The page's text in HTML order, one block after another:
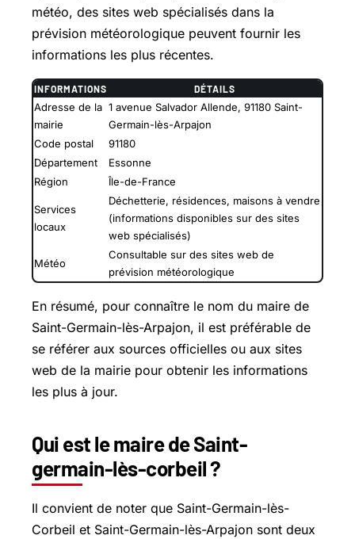
météo, des sites web spécialisés dans la
prévision météorologique peuvent fournir les
informations les plus récentes.
INFORMATIONS DÉTAILS
Adresse de la
mairie
1 avenue Salvador Allende, 91180 Saint-
Germain-lès-Arpajon
Code postal
91180
Département
Essonne
Région
Île-de-France
Services
locaux
Déchetterie, résidences, maisons à vendre
(informations disponibles sur des sites
web spécialisés)
Météo
Consultable sur des sites web de
prévision météorologique
En résumé, pour connaître le nom du maire de
Saint-Germain-lès-Arpajon, il est préférable de
se référer aux sources officielles ou aux sites
web de la mairie pour obtenir les informations
les plus à jour.
Qui est le maire de Saint-
germain-lès-corbeil ?
Il convient de noter que Saint-Germain-lès-
Corbeil et Saint-Germain-lès-Arpajon sont deux